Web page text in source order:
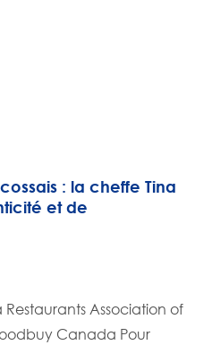
: la cheffe Tina
et de
Association of
Canada Pour